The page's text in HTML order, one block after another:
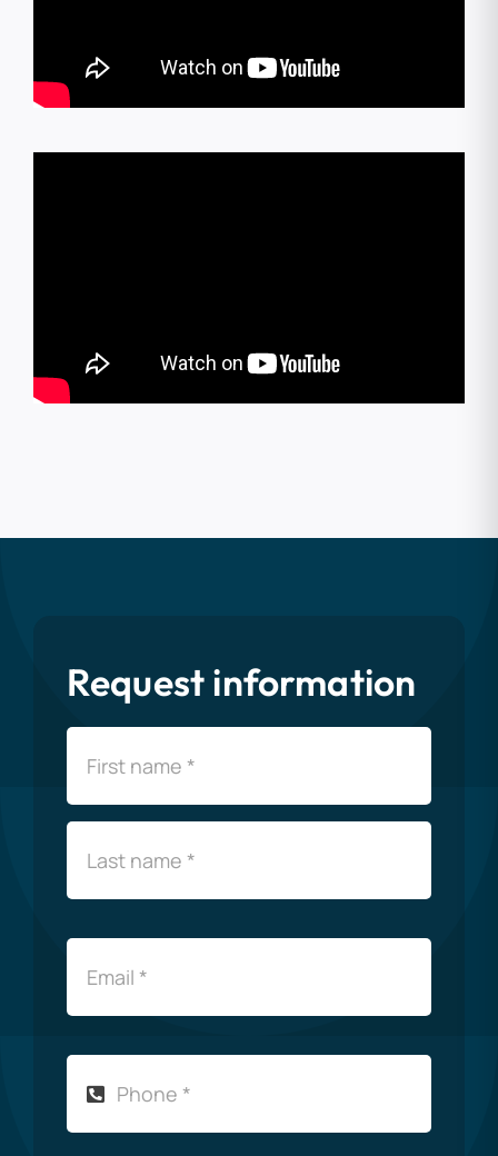
Request information